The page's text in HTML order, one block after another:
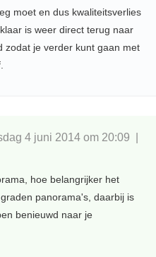
moet en dus kwaliteitsverlies
is weer direct terug naar
zodat je verder kunt gaan met
4 juni 2014 om 20:09 |
hoe belangrijker het
panorama's, daarbij is
benieuwd naar je